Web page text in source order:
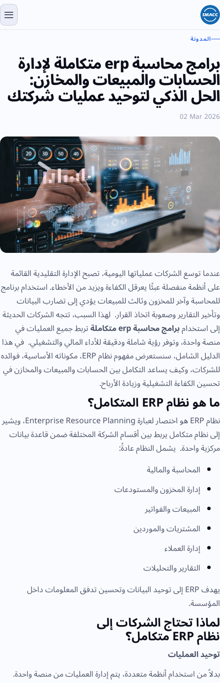
المدونة
برامج محاسبة erp متكاملة لإدارة
الحسابات والمبيعات والمخازن:
الحل الذكي لتوحيد عمليات شركتك
02 Mar 2026
عندما توسع الشركات عملياتها اليومية، تصبح الإدارة التقليدية القائمة
على أنظمة منفصلة عبئًا يعرقل الكفاءة ويزيد من الأخطاء. استخدام برنامج
للمحاسبة وآخر للمخزون وثالث للمبيعات يؤدي إلى تضارب البيانات
وتأخير التقارير وصعوبة اتخاذ القرار. لهذا السبب، تتجه الشركات الحديثة
إلى استخدامبرامج محاسبة erp متكاملة
تربط جميع العمليات في
منصة واحدة، وتوفر رؤية شاملة ودقيقة للأداء المالي والتشغيلي. في هذا
الدليل الشامل، سنستعرض مفهوم نظام ERP، مكوناته الأساسية، فوائده
للشركات، وكيف يساعد التكامل بين الحسابات والمبيعات والمخازن في
تحسين الكفاءة التشغيلية وزيادة الأرباح.
ما هو نظام ERP المتكامل؟
نظام ERP هو اختصار لعبارة Enterprise Resource Planning، ويشير
إلى نظام متكامل يربط بين أقسام الشركة المختلفة ضمن قاعدة بيانات
مركزية واحدة. يشمل النظام عادةً:
المحاسبة والمالية
إدارة المخزون والمستودعات
المبيعات والفواتير
المشتريات والموردين
إدارة العملاء
التقارير والتحليلات
يهدف ERP إلى توحيد البيانات وتحسين تدفق المعلومات داخل
المؤسسة.
لماذا تحتاج الشركات إلى
نظام ERP متكامل؟
توحيد العمليات
بدلاً من استخدام أنظمة متعددة، يتم إدارة العمليات من منصة واحدة.